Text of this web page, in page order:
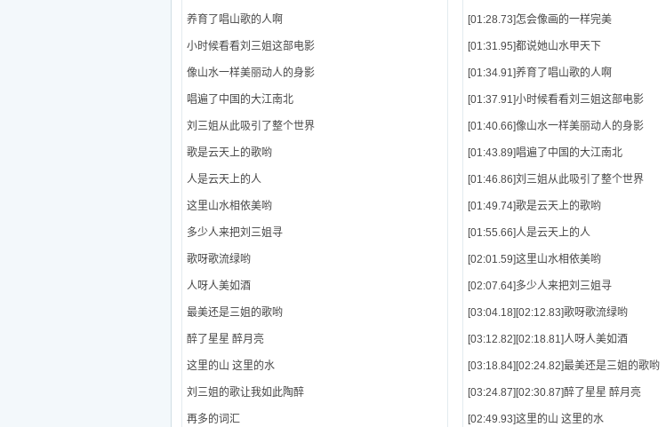
养育了唱山歌的人啊
小时候看看刘三姐这部电影
像山水一样美丽动人的身影
唱遍了中国的大江南北
刘三姐从此吸引了整个世界
歌是云天上的歌哟
人是云天上的人
这里山水相依美哟
多少人来把刘三姐寻
歌呀歌流绿哟
人呀人美如酒
最美还是三姐的歌哟
醉了星星 醉月亮
这里的山 这里的水
刘三姐的歌让我如此陶醉
再多的词汇
[01:28.73]怎会像画的一样完美
[01:31.95]都说她山水甲天下
[01:34.91]养育了唱山歌的人啊
[01:37.91]小时候看看刘三姐这部电影
[01:40.66]像山水一样美丽动人的身影
[01:43.89]唱遍了中国的大江南北
[01:46.86]刘三姐从此吸引了整个世界
[01:49.74]歌是云天上的歌哟
[01:55.66]人是云天上的人
[02:01.59]这里山水相依美哟
[02:07.64]多少人来把刘三姐寻
[03:04.18][02:12.83]歌呀歌流绿哟
[03:12.82][02:18.81]人呀人美如酒
[03:18.84][02:24.82]最美还是三姐的歌哟
[03:24.87][02:30.87]醉了星星 醉月亮
[02:49.93]这里的山 这里的水